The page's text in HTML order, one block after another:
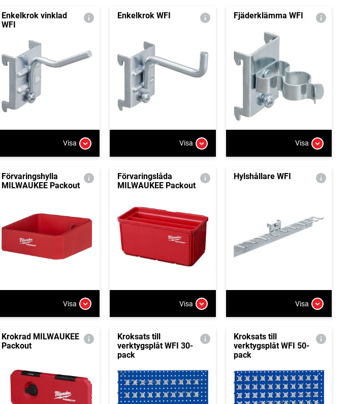
Enkelkrok vinklad
WFI
Visa
Enkelkrok WFI
Visa
Fjäderklämma WFI
Visa
Förvaringshylla
MILWAUKEE Packout
Visa
Förvaringslåda
MILWAUKEE Packout
Visa
Hylshållare WFI
Visa
Krokrad MILWAUKEE
Packout
Kroksats till
verktygsplåt WFI 30-
pack
Kroksats till
verktygsplåt WFI 50-
pack